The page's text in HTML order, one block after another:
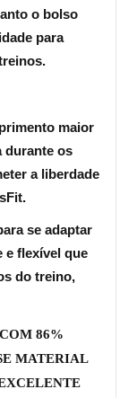
o bolso
para
maior
durante os
a liberdade
se adaptar
e flexível que
do treino,
86%
MATERIAL